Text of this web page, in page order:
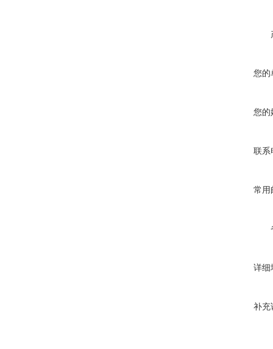
您的
您的
联系
常用
详细
补充